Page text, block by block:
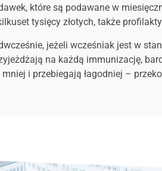
które są podawane w
tysięcy złotych, także
jeżeli wcześniak jest w
na każdą immunizację,
i przebiegają łagodniej –